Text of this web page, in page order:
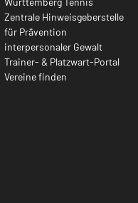
Zentrale Hinweisgeberstelle
für Prävention
interpersonaler Gewalt
Trainer- & Platzwart-Portal
Vereine finden